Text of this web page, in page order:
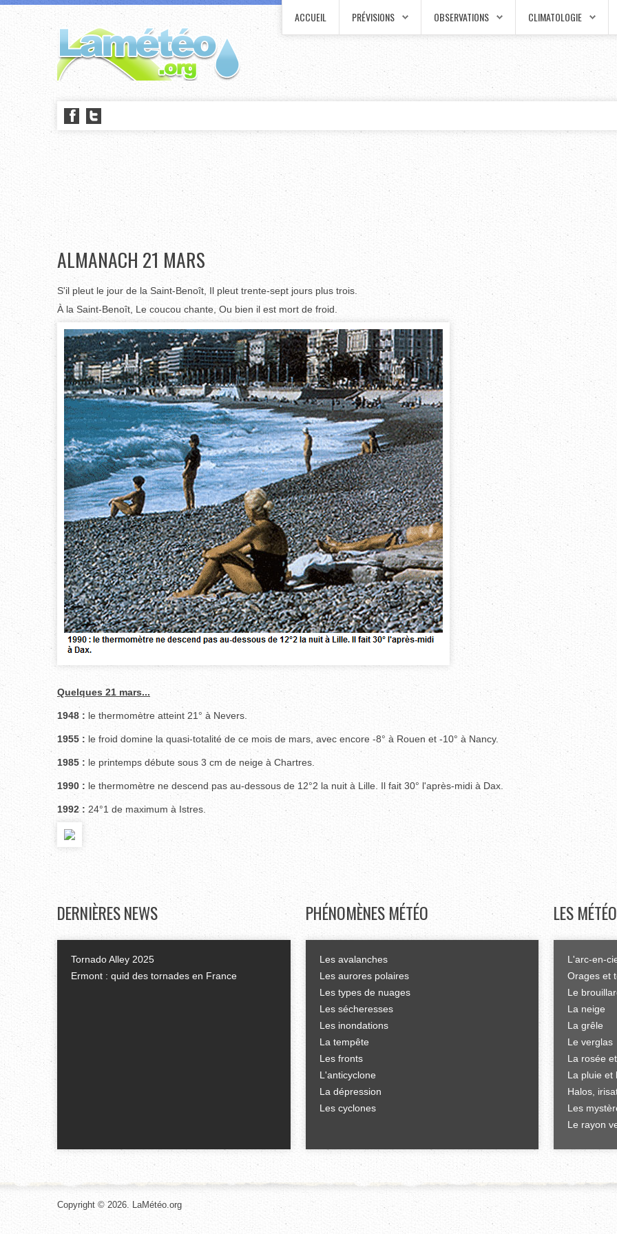
ACCUEIL PRÉVISIONS OBSERVATIONS CLIMATOLOGIE
ALMANACH 21 MARS
S'il pleut le jour de la Saint-Benoît, Il pleut trente-sept jours plus trois.
À la Saint-Benoît, Le coucou chante, Ou bien il est mort de froid.
Quelques 21 mars...
1948 : le thermomètre atteint 21° à Nevers.
1955 : le froid domine la quasi-totalité de ce mois de mars, avec encore -8° à Rouen et -10° à Nancy.
1985 : le printemps débute sous 3 cm de neige à Chartres.
1990 : le thermomètre ne descend pas au-dessous de 12°2 la nuit à Lille. Il fait 30° l'après-midi à Dax.
1992 : 24°1 de maximum à Istres.
DERNIÈRESNEWS
Tornado Alley 2025
Ermont : quid des tornades en France
PHÉNOMÈNESMÉTÉO
Les avalanches
Les aurores polaires
Les types de nuages
Les sécheresses
Les inondations
La tempête
Les fronts
L'anticyclone
La dépression
Les cyclones
LES
L'arc-en-
Orages et
Le
La neige
La grêle
Le verglas
La rosée
La pluie et
Halos,
Les
Le rayon
Copyright © 2026. LaMétéo.org